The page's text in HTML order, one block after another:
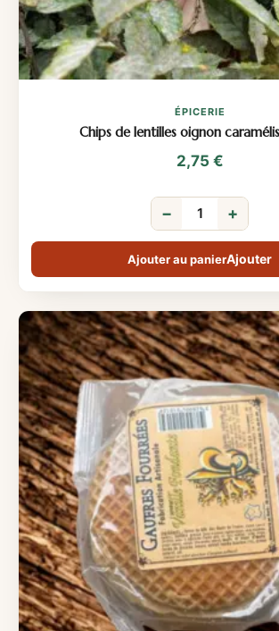
ÉPICERIE
Chips de lentilles oignon
2,75 €
− +
Ajouter au panier